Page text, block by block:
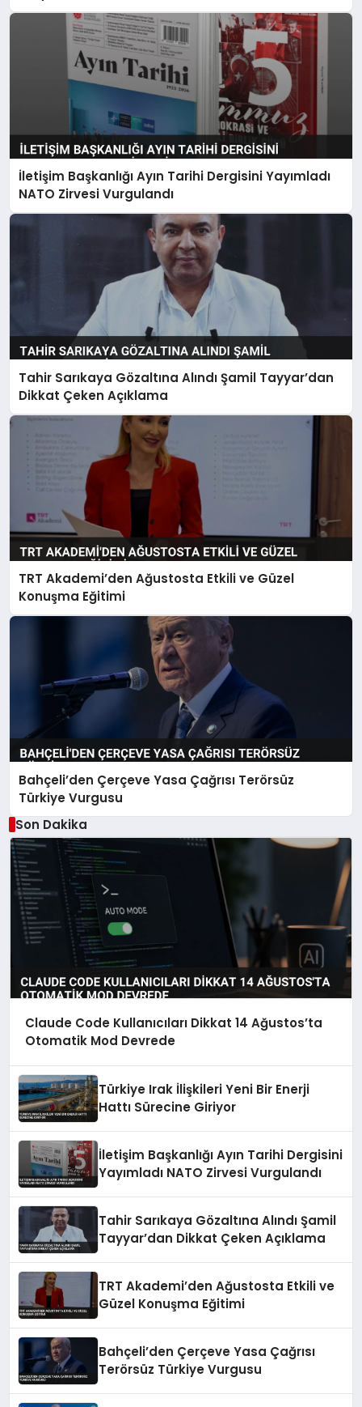
İletişim Başkanlığı Ayın Tarihi Dergisini Yayımladı
NATO Zirvesi Vurgulandı
Tahir Sarıkaya Gözaltına Alındı Şamil Tayyar’dan
Dikkat Çeken Açıklama
TRT Akademi’den Ağustosta Etkili ve Güzel
Konuşma Eğitimi
Bahçeli’den Çerçeve Yasa Çağrısı Terörsüz
Türkiye Vurgusu
Son Dakika
Claude Code Kullanıcıları Dikkat 14 Ağustos’ta
Otomatik Mod Devrede
Türkiye Irak İlişkileri Yeni Bir Enerji
Hattı Sürecine Giriyor
İletişim Başkanlığı Ayın Tarihi Dergisini
Yayımladı NATO Zirvesi Vurgulandı
Tahir Sarıkaya Gözaltına Alındı Şamil
Tayyar’dan Dikkat Çeken Açıklama
TRT Akademi’den Ağustosta Etkili ve
Güzel Konuşma Eğitimi
Bahçeli’den Çerçeve Yasa Çağrısı
Terörsüz Türkiye Vurgusu